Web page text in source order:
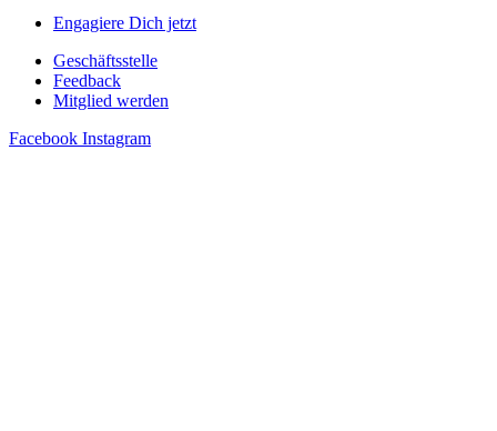
Engagiere Dich jetzt
Geschäftsstelle
Feedback
Mitglied werden
Facebook Instagram